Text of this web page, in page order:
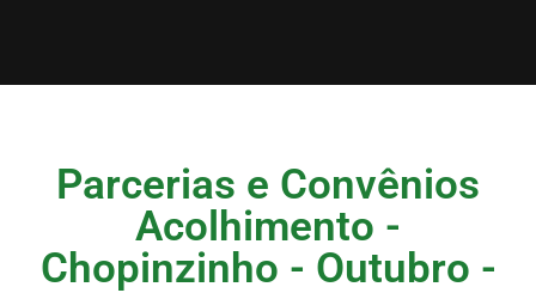
Parcerias e Convênios
Acolhimento -
Chopinzinho - Outubro -